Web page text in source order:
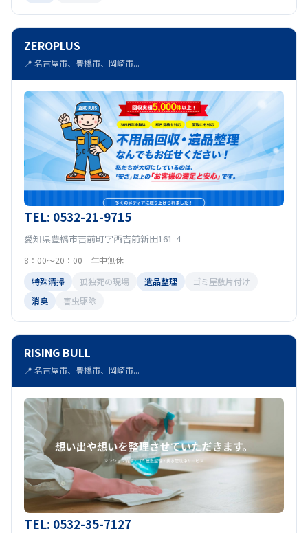
ZEROPLUS
📍 名古屋市、豊橋市、岡崎市...
TEL: 0532-21-9715
愛知県豊橋市吉前町字西吉前新田161-4
8：00～20：00 年中無休
特殊清掃
孤独死の現場 遺品整理
ゴミ屋敷片付け
消臭
害虫駆除
RISING BULL
📍 名古屋市、豊橋市、岡崎市...
TEL: 0532-35-7127